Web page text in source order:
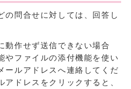
の問合せに対しては、回答し
動作せず送信できない場合
やファイルの添付機能を使い
ールアドレスへ連絡してくだ
アドレスをクリックすると、